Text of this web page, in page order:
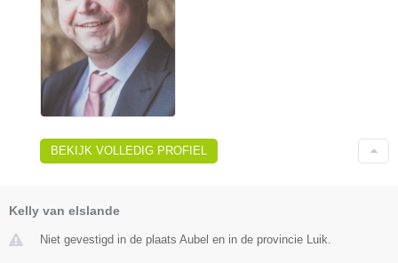
BEKIJK VOLLEDIG PROFIEL
Kelly van elslande
Niet gevestigd in de plaats Aubel en in de provincie Luik.